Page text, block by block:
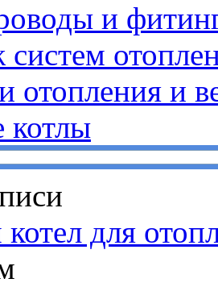
и
отопления и
котлы
для